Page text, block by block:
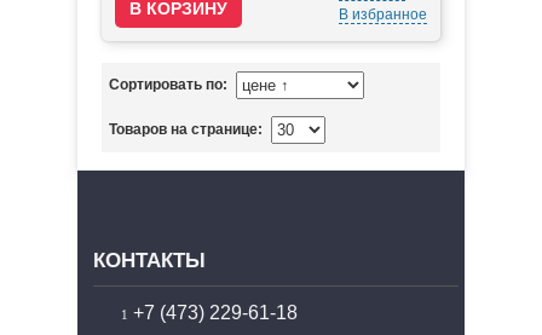
В избранное
Сортировать по:
Товаров на странице:
КОНТАКТЫ
+7 (473) 229-61-18